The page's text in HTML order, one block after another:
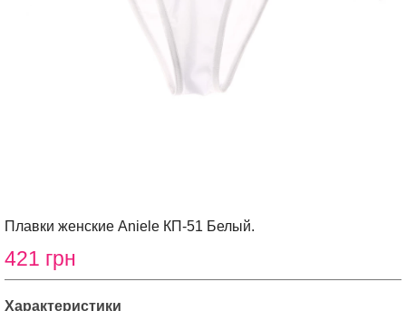
Плавки женские Aniele КП-51 Белый.
421 грн
Характеристики